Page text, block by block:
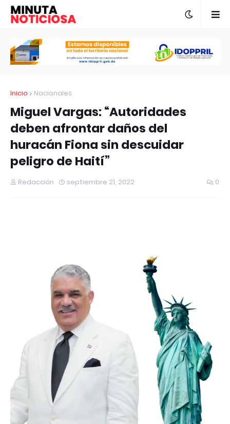
Inicio Nacionales
Miguel Vargas: “Autoridades
deben afrontar daños del
huracán Fiona sin descuidar
peligro de Haití”
Redacción septiembre 21, 2022 0